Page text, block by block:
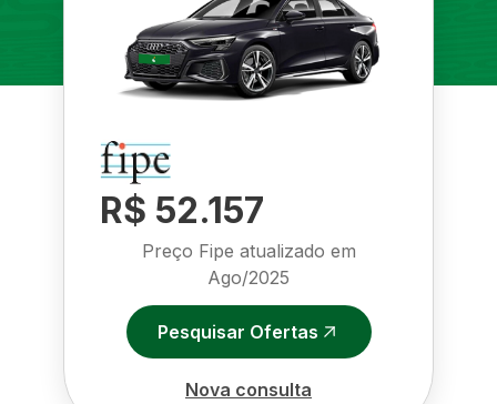
R$ 52.157
Preço Fipe atualizado em
Ago/2025
Pesquisar Ofertas
Nova consulta